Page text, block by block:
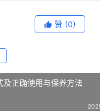
赞 (0)
及正确使用与保养方法